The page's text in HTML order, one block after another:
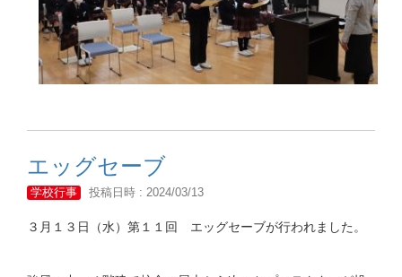
エッグセーブ
学校行事 投稿日時 : 2024/03/13
３月１３日（水）第１１回 エッグセーブが行われました。